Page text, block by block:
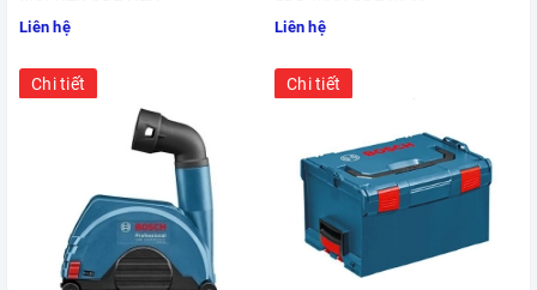
Liên hệ
Chi tiết
Liên hệ
Chi tiết